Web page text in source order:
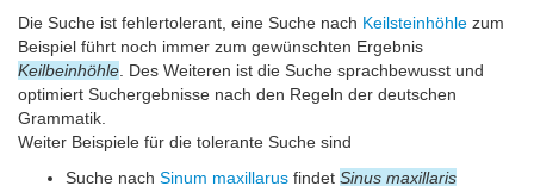
Die Suche ist fehlertolerant, eine Suche nach Keilsteinhöhle zum
Beispiel führt noch immer zum gewünschten Ergebnis
Keilbeinhöhle . Des Weiteren ist die Suche sprachbewusst und
optimiert Suchergebnisse nach den Regeln der deutschen
Grammatik.
Weiter Beispiele für die tolerante Suche sind
Suche nach Sinum maxillarus findet Sinus maxillaris